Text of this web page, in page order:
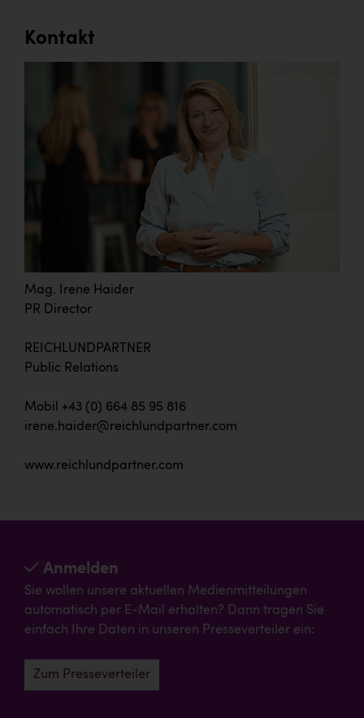
Kontakt
Mag. Irene Haider
PR Director
REICHLUNDPARTNER
Public Relations
Mobil +43 (0) 664 85 95 816
irene.haider@reichlundpartner.com
www.reichlundpartner.com
Anmelden
Sie wollen unsere aktuellen Medienmitteilungen
automatisch per E-Mail erhalten? Dann tragen Sie
einfach Ihre Daten in unseren Presseverteiler ein:
Zum Presseverteiler